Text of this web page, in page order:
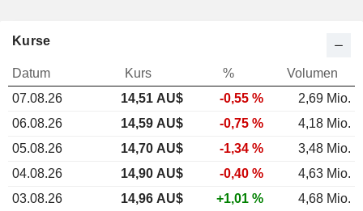
Kurse
Datum Kurs %
Volumen
07.08.26
14,51 AU$ -0,55 %
2,69 Mio.
06.08.26
14,59 AU$ -0,75 %
4,18 Mio.
05.08.26
14,70 AU$ -1,34 %
3,48 Mio.
04.08.26
14,90 AU$ -0,40 %
4,63 Mio.
03.08.26
14,96 AU$ +1,01 % 4,68 Mio.